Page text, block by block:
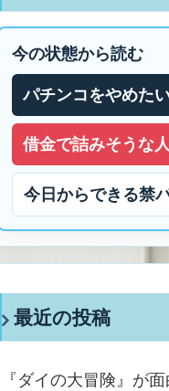
今の状態から読む
パチンコをやめた
借金で詰みそうな
今日からできる禁
最近の投稿
『ダイの大冒険』が